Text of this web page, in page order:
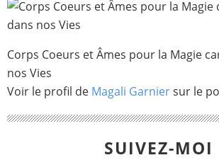
Corps Coeurs et Âmes pour la Magie
nos Vies
Voir le profil de Magali Garniersur le
SUIVEZ-MOI